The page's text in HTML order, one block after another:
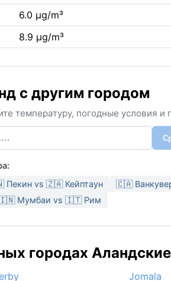
6.0 µg/m³
8.9 µg/m³
с другим городом
температуру, погодные условия и
vs 🇿🇦 Кейптаун 🇨🇦
Мумбаи vs 🇮🇹 Рим
городах
Jomala